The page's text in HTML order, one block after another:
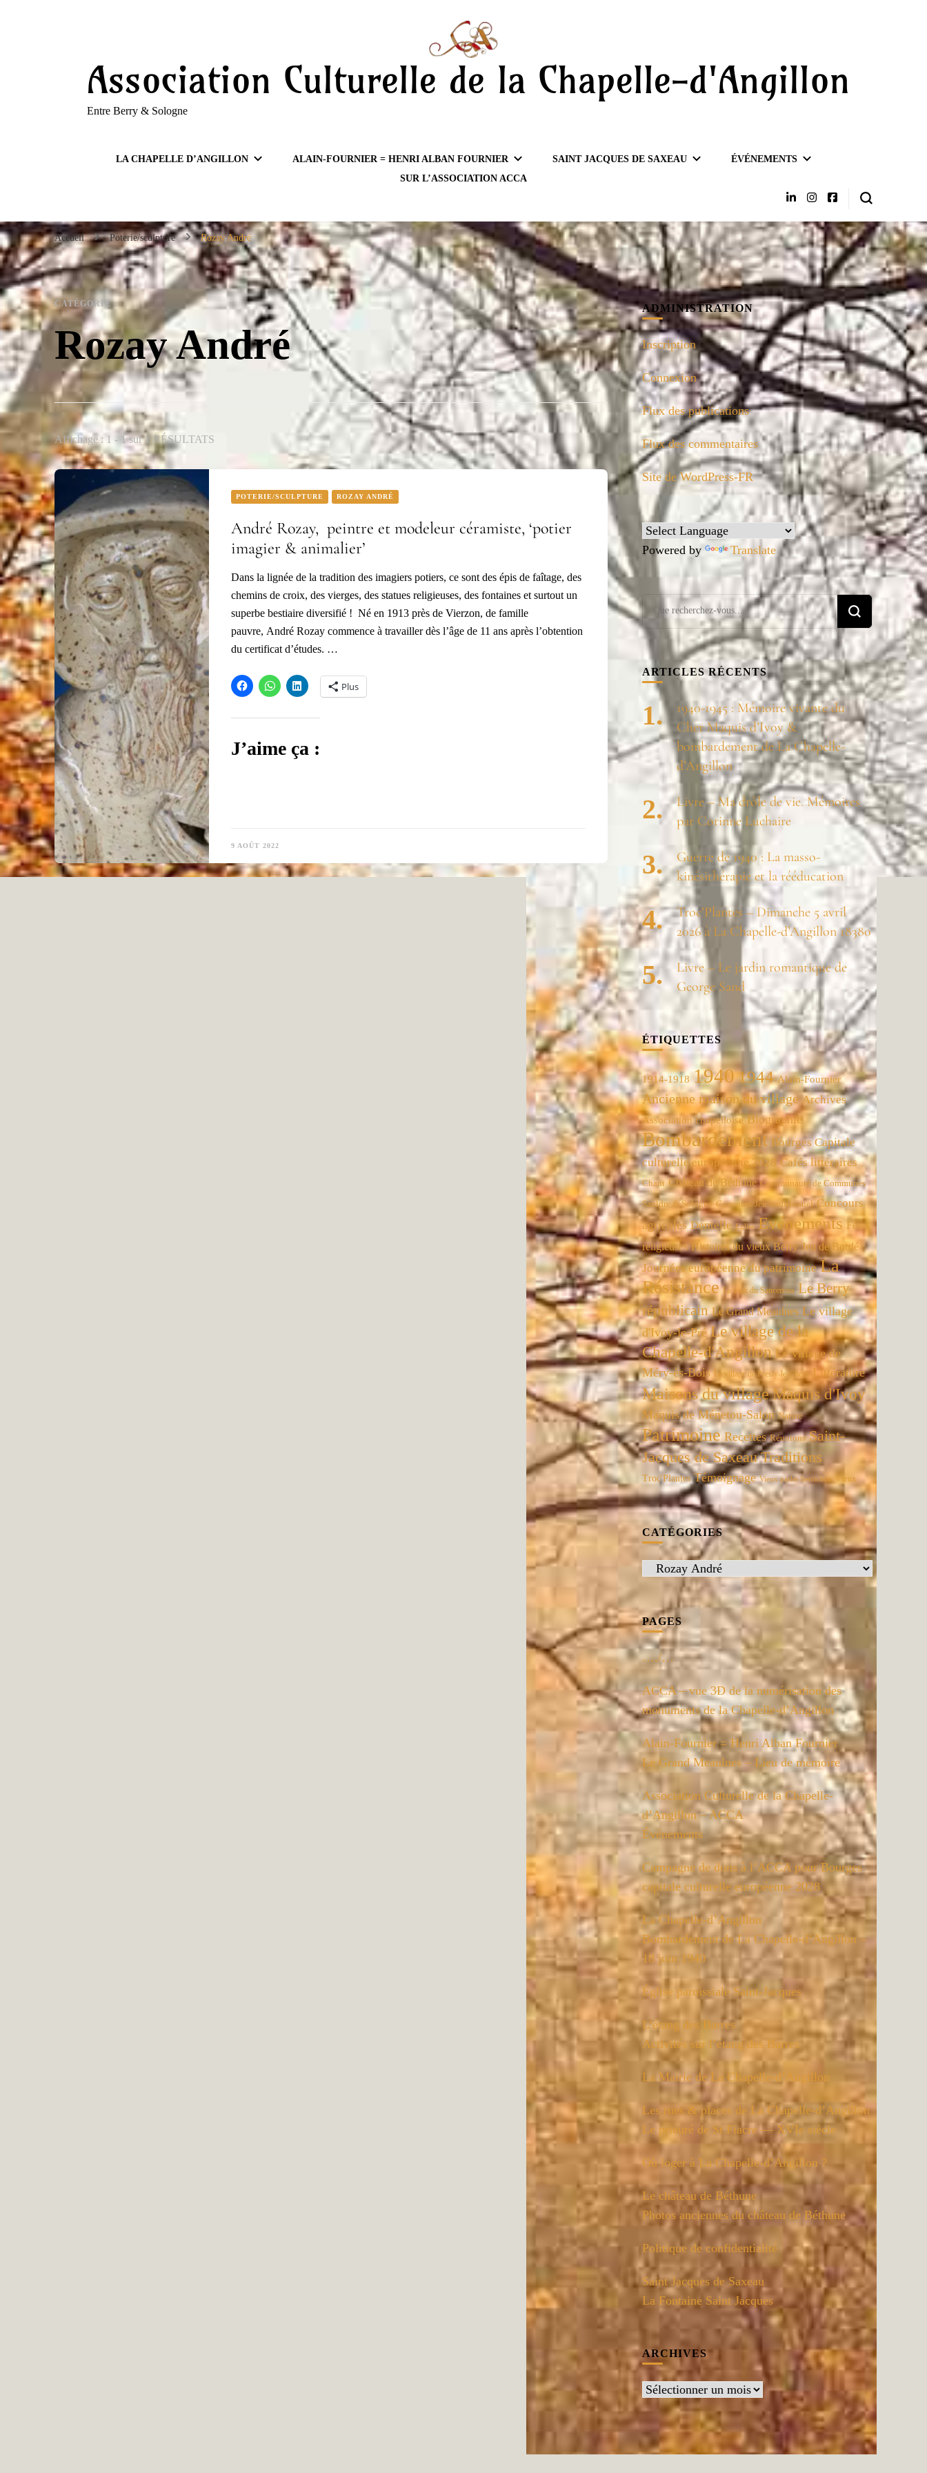
Association Culturelle de la Chapelle-d'Angillon
Entre Berry & Sologne
LA CHAPELLE D’ANGILLON ALAIN-FOURNIER = HENRI ALBAN FOURNIER SAINT JACQUES DE SAXEAU
ÉVÉNEMENTS
SUR L’ASSOCIATION ACCA
Accueil Poterie/sculpture Rozay André
CATÉGORIE
Rozay André
Affichage : 1 - 1 sur 1 RÉSULTATS
POTERIE/SCULPTURE ROZAY ANDRÉ
André Rozay, peintre et modeleur céramiste, ‘potier
imagier & animalier’
Dans la lignée de la tradition des imagiers potiers, ce sont des épis de faîtage, des
chemins de croix, des vierges, des statues religieuses, des fontaines et surtout un
superbe bestiaire diversifié ! Né en 1913 près de Vierzon, de famille
pauvre, André Rozay commence à travailler dès l’âge de 11 ans après l’obtention
du certificat d’études. …
Plus
J’aime ça :
9 AOÛT 2022
ADMINISTRATION
Inscription
Connexion
Flux des publications
Flux des commentaires
Site de WordPress-FR
Powered by Translate
Vous
recherchiez
quelque
chose ?
ARTICLES RÉCENTS
1940-1945 : Mémoire vivante du
Cher Maquis d’Ivoy &
bombardement de La Chapelle-
d’Angillon
Livre – Ma drôle de vie. Mémoires
par Corinne Luchaire
Guerre de 1940 : La masso-
kinésithérapie et la rééducation
Troc’Plantes – Dimanche 5 avril
2026 à La Chapelle-d’Angillon 18380
Livre – Le jardin romantique de
George Sand
ÉTIQUETTES
1914-1918 19401944 Alain-Fournier
Ancienne maison du village Archives
Association chapelloise Biographie
Bombardement Bourges Capitale
culturelle européenne 2028 Cafés littéraires
Chant Château de Béthune Communauté de Communes
Sauldre & Sologne Concours/Jeu traditionnel Concours
agricoles Dentelle Eglise Evénements Fêtes
religieuses Histoires du vieux Berry Jeu de Bordé
Journées européenne du patrimoine La
Résistance La voix du Sancerrois Le Berry
républicain Le Grand Meaulnes Le village
d'Ivoy-le-Pré Le village de la
Chapelle-d'Angillon Le village de
Méry-ès-Bois Le village de Presly-le-Chétif Littérature
Maisons du village Maquis d'Ivoy
Maquis de Ménetou-Salon Nature
Patrimoine Recettes Réunions Saint-
Jacques de Saxeau Traditions
Troc'Plantes Témoignage Vieux parler berrichon Vœux
CATÉGORIES
Catégories
PAGES
…./…
ACCA – vue 3D de la numérisation des
monuments de la Chapelle-d’Angillon
Alain-Fournier = Henri Alban Fournier
Le Grand Meaulnes – Lieu de mémoire
Association Culturelle de la Chapelle-
d’Angillon – ACCA
Événements
Campagne de dons à l’ACCA pour Bourges
capitale culturelle européenne 2028
La Chapelle-d’Angillon
Bombardement de La Chapelle-d’Angillon –
18 juin 1940
Église paroissiale Saint-Jacques
L’étang des Barres
Activités sur l’étang des Barres
La Mairie de La Chapelle-d’Angillon
Les rues & places de La Chapelle-d’Angillon
Le prieuré de St Fiacre — XVIe siècle
Où loger à La Chapelle-d’Angillon ?
Le château de Béthune
Photos anciennes du château de Béthune
Politique de confidentialité
Saint Jacques de Saxeau
La Fontaine Saint Jacques
ARCHIVES
Archives